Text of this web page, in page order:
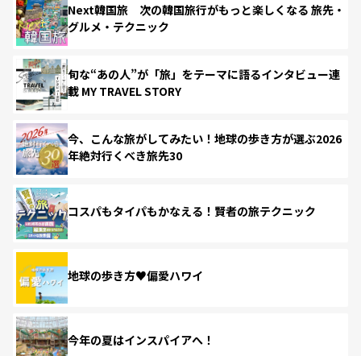
Next韓国旅 次の韓国旅行がもっと楽しくなる 旅先・
グルメ・テクニック
旬な“あの人”が「旅」をテーマに語るインタビュー連
載 MY TRAVEL STORY
今、こんな旅がしてみたい！地球の歩き方が選ぶ2026
年絶対行くべき旅先30
コスパもタイパもかなえる！賢者の旅テクニック
地球の歩き方♥偏愛ハワイ
今年の夏はインスパイアへ！